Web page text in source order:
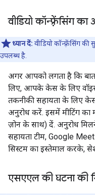
वीडियो कॉन्फ़्रेंसिंग का
ध्यान दें: वीडियो कॉन्फ़्रेंसिंग की
उपलब्ध है.
अगर आपको लगता है कि
लिए, आपके केस के लिए
तकनीकी सहायता के लिए
अनुरोध करें. इसमें मीटिंग
ज़ोन के साथ) दें. अनुरोध
सहायता टीम, Google
सिस्टम का इस्तेमाल करके,
एसएएल की घटना की